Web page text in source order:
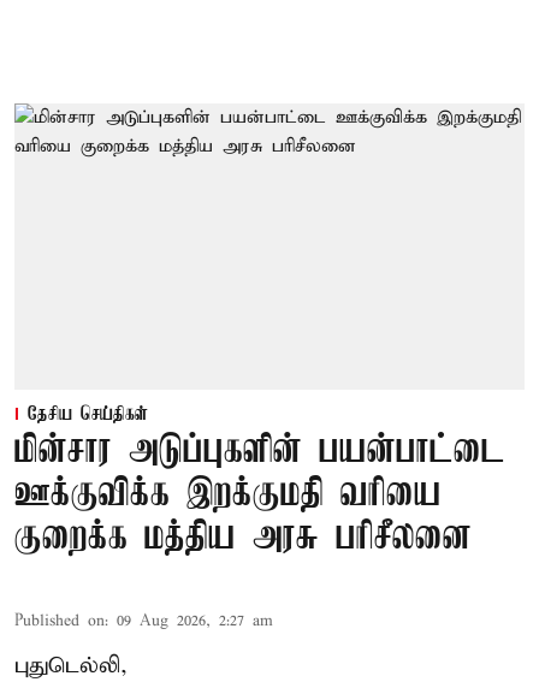
தேசிய செய்திகள்
மின்சார அடுப்புகளின் பயன்பாட்டை
ஊக்குவிக்க இறக்குமதி வரியை
குறைக்க மத்திய அரசு பரிசீலனை
Published on: 09 Aug 2026, 2:27 am
புதுடெல்லி,